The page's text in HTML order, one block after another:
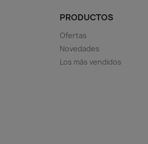
PRODUCTOS
Ofertas
Novedades
Los más vendidos